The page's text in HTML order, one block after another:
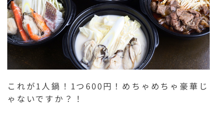
これが1人鍋！1つ600円！めちゃめちゃ豪華じ
ゃないですか？！